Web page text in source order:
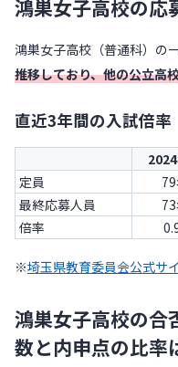
鴻巣女子高校の応
鴻巣女子高校（普通科）の
推移しており、他の公立高
直近3年間の入試倍率
定員
最終応募人員
倍率
※埼玉県教育委員会公式サ
鴻巣女子高校の合
数と内申点の比率